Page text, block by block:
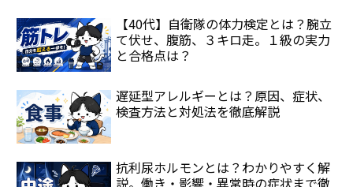
【40代】自衛隊の体力検定とは？腕立
て伏せ、腹筋、３キロ走。１級の実力
と合格点は？
遅延型アレルギーとは？原因、症状、
検査方法と対処法を徹底解説
抗利尿ホルモンとは？わかりやすく解